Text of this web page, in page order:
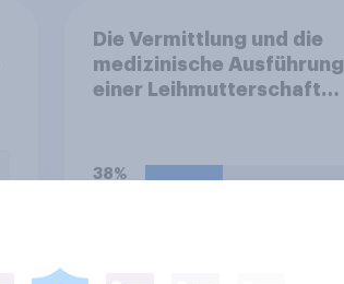
Die Vermittlung und die
medizinische Ausführung
einer Leihmutterschaft
anderen Ländern
38%